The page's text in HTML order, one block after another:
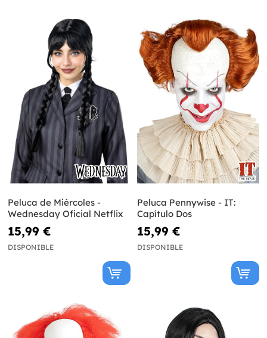
Peluca de Miércoles -
Wednesday Oficial Netflix
15,99 €
DISPONIBLE
Peluca Pennywise - IT:
Capítulo Dos
15,99 €
DISPONIBLE